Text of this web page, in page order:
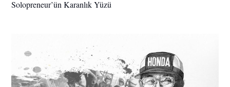
Solopreneur’ün Karanlık Yüzü